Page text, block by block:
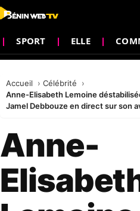
SPORT ELLE
Accueil
Célébrité
Anne-Elisabeth Lemoine
Jamel Debbouze en direct sur son
Anne-